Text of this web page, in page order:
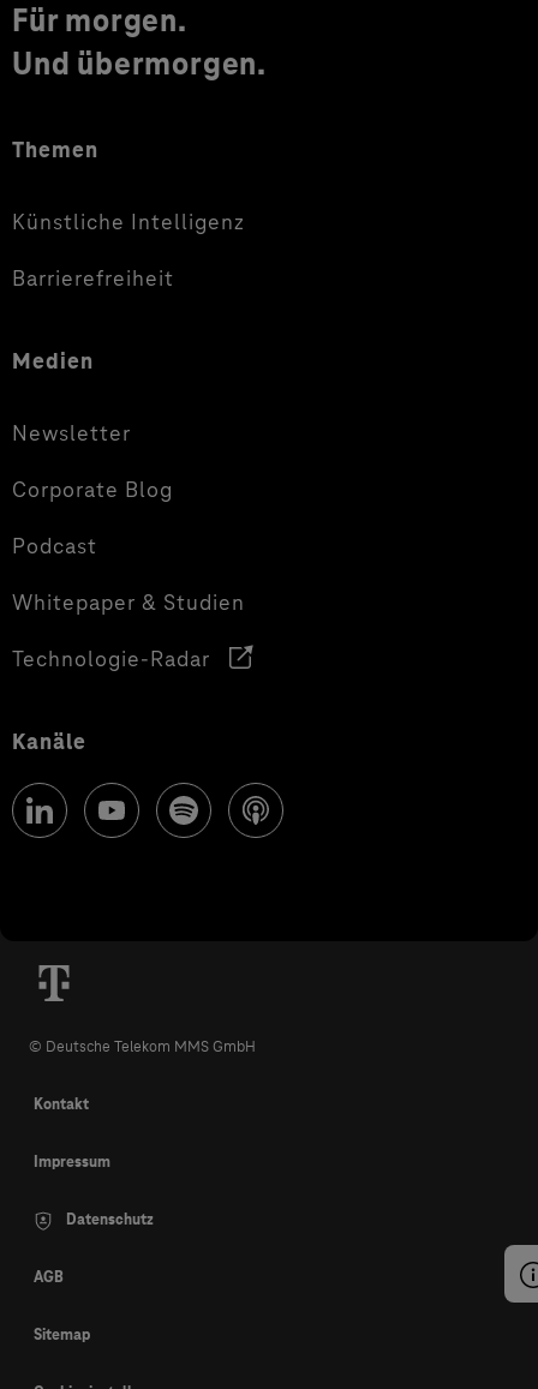
Für morgen.
Und übermorgen.
Themen
Künstliche Intelligenz
Barrierefreiheit
Medien
Newsletter
Corporate Blog
Podcast
Whitepaper & Studien
Technologie-Radar
Kanäle
© Deutsche Telekom MMS GmbH
Kontakt
Impressum
Datenschutz
AGB
Sitemap